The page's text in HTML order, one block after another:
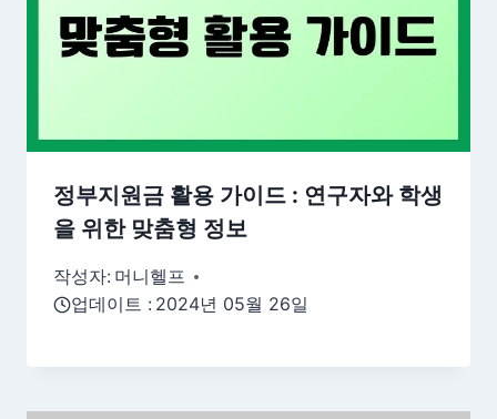
정부지원금 활용 가이드 : 연구자와 학생
을 위한 맞춤형 정보
작성자: 머니헬프
업데이트 : 2024년 05월 26일